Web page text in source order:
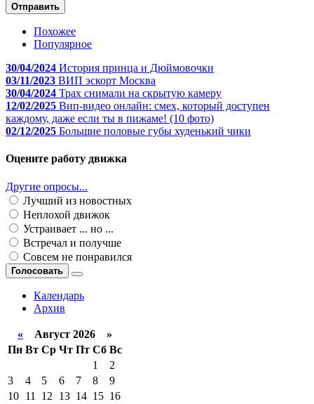
Отправить
Похожее
Популярное
30/04/2024 История принца и Дюймовочки
03/11/2023 ВИП эскорт Москва
30/04/2024 Трах снимали на скрытую камеру
12/02/2025 Вип-видео онлайн: смех, который доступен
каждому, даже если ты в пижаме! (10 фото)
02/12/2025 Большие половые губы худенький чики
Оцените работу движка
Другие опросы...
Лучший из новостных
Неплохой движок
Устраивает ... но ...
Встречал и получше
Совсем не понравился
Голосовать
Календарь
Архив
« Август 2026 »
Пн Вт Ср Чт Пт Сб Вс
1
2
3
4 5 6 7 8
9
10 11 12 13 14 15 16